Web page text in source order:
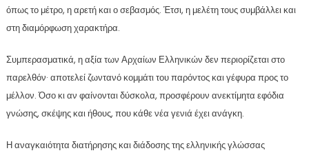
όπως το μέτρο, η αρετή και ο σεβασμός. Έτσι, η μελέτη τους συμβάλλει και
στη διαμόρφωση χαρακτήρα.
Συμπερασματικά, η αξία των Αρχαίων Ελληνικών δεν περιορίζεται στο
παρελθόν· αποτελεί ζωντανό κομμάτι του παρόντος και γέφυρα προς το
μέλλον. Όσο κι αν φαίνονται δύσκολα, προσφέρουν ανεκτίμητα εφόδια
γνώσης, σκέψης και ήθους, που κάθε νέα γενιά έχει ανάγκη.
Η αναγκαιότητα διατήρησης και διάδοσης της ελληνικής γλώσσας